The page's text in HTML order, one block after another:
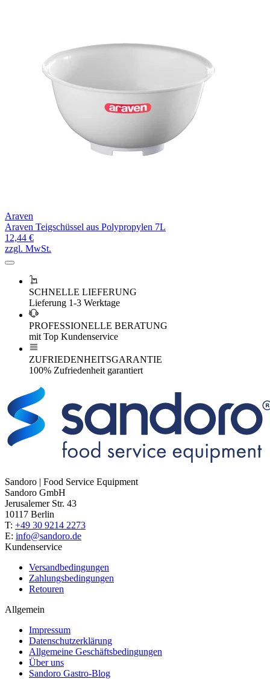
Araven
Araven Teigschüssel aus Polypropylen 7L
12,44 €
zzgl. MwSt.
SCHNELLE LIEFERUNG
Lieferung 1-3 Werktage
PROFESSIONELLE BERATUNG
mit Top Kundenservice
ZUFRIEDENHEITSGARANTIE
100% Zufriedenheit garantiert
Sandoro | Food Service Equipment
Sandoro GmbH
Jerusalemer Str. 43
10117 Berlin
T: +49 30 9214 2273
E: info@sandoro.de
Kundenservice
Versandbedingungen
Zahlungsbedingungen
Retouren
Allgemein
Impressum
Datenschutzerklärung
Allgemeine Geschäftsbedingungen
Über uns
Sandoro Gastro-Blog